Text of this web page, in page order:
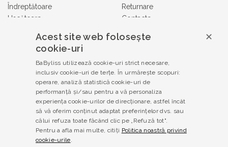
Îndreptătoare
Uscătoare
Tuns și Ras
Gift Cards
Babyliss PRO
Returnare
Contacte
TERMENI ȘI CONDIȚII
Politica de confidențialitate
Termeni și condiții
Produse contrafăcute
Legislație
Soluționarea litigiilor
Acest site web folosește
cookie-uri
BaByliss utilizează cookie-uri strict necesare,
inclusiv cookie-uri de terțe. În urmărește scopuri:
operare, analiză statistică cookie-uri de
performanță și/sau pentru a vă personaliza
experiența cookie-urilor de direcționare, astfel încât
să vă oferim conținut adaptat preferințelor dvs. sau
călui refuza toate făcând clic pe „Refuză tot".
Pentru a afla mai multe, citiți Politica noastră privind
cookie-urile.
✕